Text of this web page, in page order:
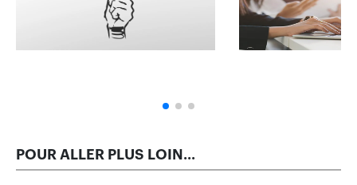
POUR ALLER PLUS LOIN...